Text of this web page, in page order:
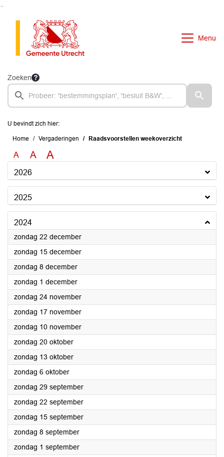
Menu
Zoeken
U bevindt zich hier:
Home Vergaderingen Raadsvoorstellen weekoverzicht
A A A
2026
2025
2024
zondag 22 december2024
zondag 15 december2024
zondag 8 december2024
zondag 1 december2024
zondag 24 november2024
zondag 17 november2024
zondag 10 november2024
zondag 20 oktober2024
zondag 13 oktober2024
zondag 6 oktober2024
zondag 29 september2024
zondag 22 september2024
zondag 15 september2024
zondag 8 september2024
zondag 1 september2024